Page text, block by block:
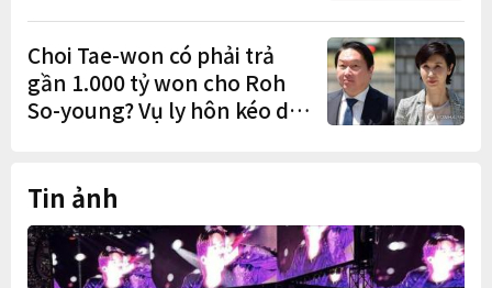
Choi Tae-won có phải trả
gần 1.000 tỷ won cho Roh
So-young? Vụ ly hôn kéo dài
Tin ảnh